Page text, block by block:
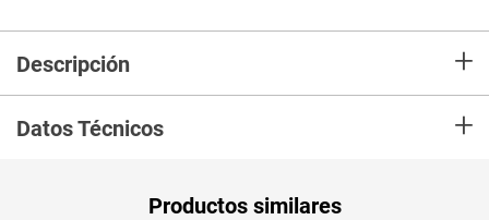
Descripción +
GILLETE y recibelo en tu casa en minutos.
Datos Técnicos +
Productos similares